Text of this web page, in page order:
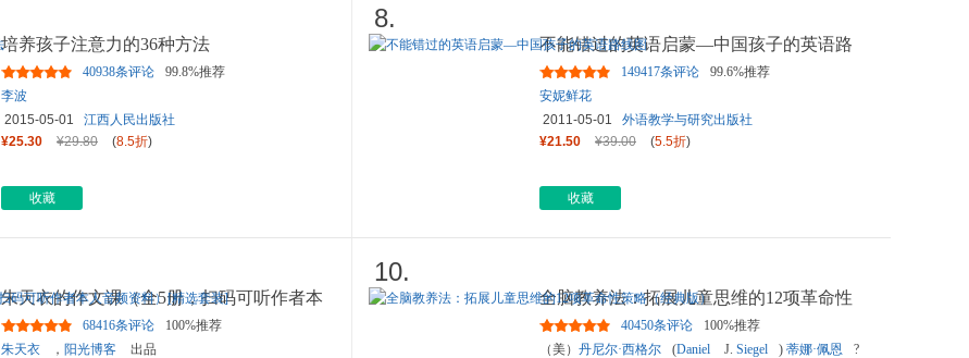
培养孩子注意力的36种方法
40938条评论
99.8%推荐
李波
2015-05-01
江西人民出版社
¥25.30
¥29.80 (8.5折)
收藏
8.
不能错过的英语启蒙—中国孩子的英语路
线图
149417条评论
99.6%推荐
安妮鲜花
2011-05-01
外语教学与研究出版社
¥21.50
¥39.00 (5.5折)
收藏
朱天衣的作文课（全5册，扫码可听作者本
人音频资料）[精选套装]
68416条评论
100%推荐
朱天衣
， 阳光博客
出品
10.
全脑教养法：拓展儿童思维的12项革命性
策略（经典版）
40450条评论
100%推荐
（美） 丹尼尔·西格尔 (Daniel J. Siegel ) 蒂娜·佩恩
?